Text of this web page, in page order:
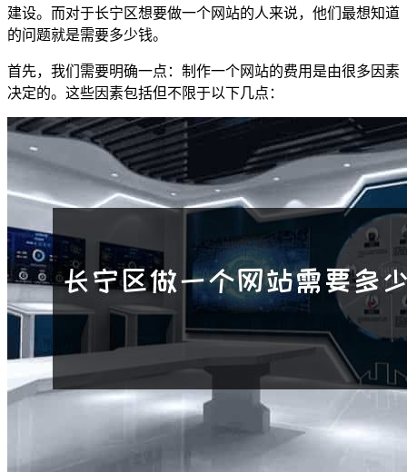
建设。而对于长宁区想要做一个网站的人来说，他们最想知道
的问题就是需要多少钱。
首先，我们需要明确一点：制作一个网站的费用是由很多因素
决定的。这些因素包括但不限于以下几点：